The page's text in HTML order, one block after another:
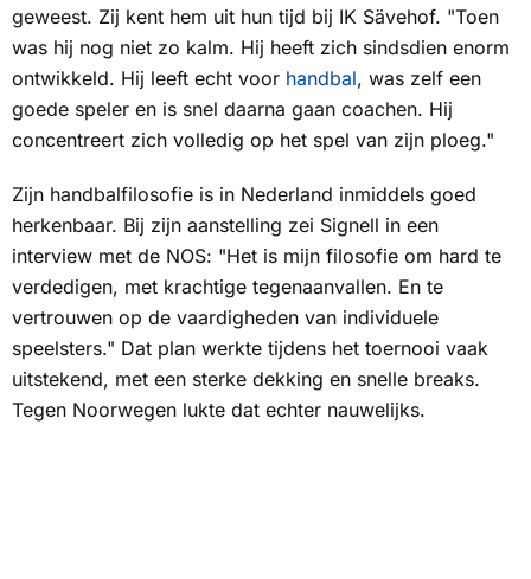
geweest. Zij kent hem uit hun tijd bij IK Sävehof. "Toen
was hij nog niet zo kalm. Hij heeft zich sindsdien enorm
ontwikkeld. Hij leeft echt voor handbal, was zelf een
goede speler en is snel daarna gaan coachen. Hij
concentreert zich volledig op het spel van zijn ploeg."
Zijn handbalfilosofie is in Nederland inmiddels goed
herkenbaar. Bij zijn aanstelling zei Signell in een
interview met de NOS: "Het is mijn filosofie om hard te
verdedigen, met krachtige tegenaanvallen. En te
vertrouwen op de vaardigheden van individuele
speelsters." Dat plan werkte tijdens het toernooi vaak
uitstekend, met een sterke dekking en snelle breaks.
Tegen Noorwegen lukte dat echter nauwelijks.